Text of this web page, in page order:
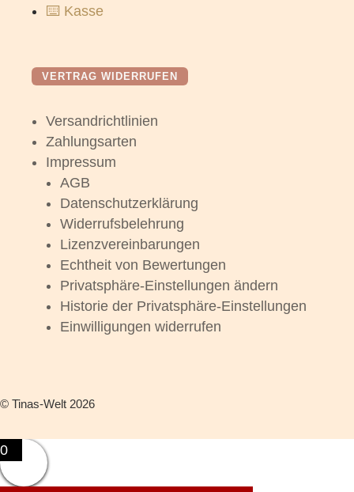
⌨️ Kasse
VERTRAG WIDERRUFEN
Versandrichtlinien
Zahlungsarten
Impressum
AGB
Datenschutzerklärung
Widerrufsbelehrung
Lizenzvereinbarungen
Echtheit von Bewertungen
Privatsphäre-Einstellungen ändern
Historie der Privatsphäre-Einstellungen
Einwilligungen widerrufen
© Tinas-Welt 2026
0